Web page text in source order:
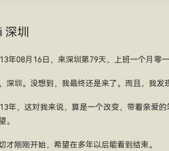
深圳
年08月16日，来深圳第79天，上班一个月零
深圳。没想到，我最终还是来了。而且，我
年，这对我来说，算是一个改变，带着亲爱
。
才刚刚开始，希望在多年以后能看到结束。